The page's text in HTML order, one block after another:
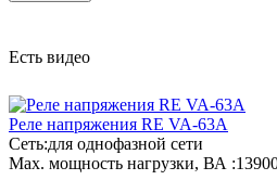
Есть видео
Реле напряжения RE VA-63A
Сеть:для однофазной сети
Мах. мощность нагрузки, ВА :